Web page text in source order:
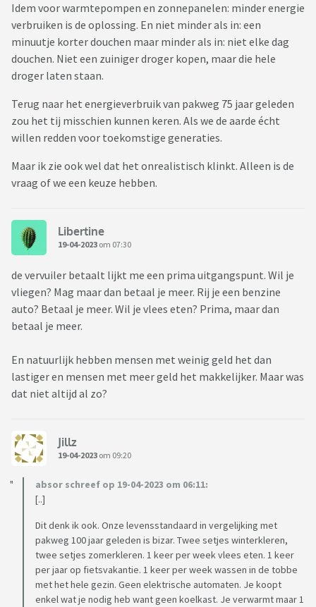
Idem voor warmtepompen en zonnepanelen: minder energie
verbruiken is de oplossing. En niet minder als in: een
minuutje korter douchen maar minder als in: niet elke dag
douchen. Niet een zuiniger droger kopen, maar die hele
droger laten staan.
Terug naar het energieverbruik van pakweg 75 jaar geleden
zou het tij misschien kunnen keren. Als we de aarde écht
willen redden voor toekomstige generaties.
Maar ik zie ook wel dat het onrealistisch klinkt. Alleen is de
vraag of we een keuze hebben.
Libertine
19-04-2023 om 07:30
de vervuiler betaalt lijkt me een prima uitgangspunt. Wil je
vliegen? Mag maar dan betaal je meer. Rij je een benzine
auto? Betaal je meer. Wil je vlees eten? Prima, maar dan
betaal je meer.
En natuurlijk hebben mensen met weinig geld het dan
lastiger en mensen met meer geld het makkelijker. Maar was
dat niet altijd al zo?
Jillz
19-04-2023 om 09:20
absor schreef op 19-04-2023 om 06:11:
[..]
Dit denk ik ook. Onze levensstandaard in vergelijking met
pakweg 100 jaar geleden is bizar. Twee setjes winterkleren,
twee setjes zomerkleren. 1 keer per week vlees eten. 1 keer
per jaar op fietsvakantie. 1 keer per week wassen in de tobbe
met het hele gezin. Geen elektrische automaten. Je koopt
enkel wat je nodig heb want geen koelkast. Je verwarmt maar 1